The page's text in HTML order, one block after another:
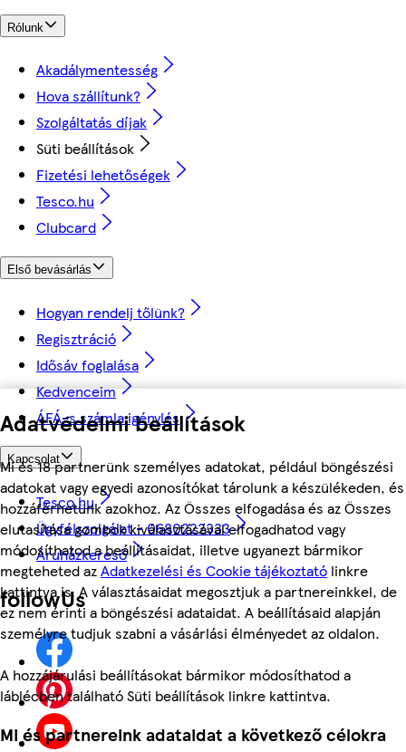
Adatvédelmi beállítások
Mi és 18 partnerünk személyes adatokat, például böngészési
adatokat vagy egyedi azonosítókat tárolunk a készülékeden, és
hozzáférhetünk azokhoz. Az Összes elfogadása és az Összes
elutasítása gombok kiválasztásával elfogadhatod vagy
módosíthatod a beállításaidat, illetve ugyanezt bármikor
megteheted azAdatkezelési és Cookie tájékoztató linkre
kattintva is. A választásaidat megosztjuk a partnereinkkel, de
ez nem érinti a böngészési adataidat. A beállításaid alapján
személyre tudjuk szabni a vásárlási élményedet az oldalon.
A hozzájárulási beállításokat bármikor módosíthatod a
láblécben található Süti beállítások linkre kattintva.
Mi és partnereink adataidat a következő célokra
Rólunk
Akadálymentesség
Hova szállítunk?
Szolgáltatás díjak
Süti beállítások
Fizetési lehetőségek
Tesco.hu
Clubcard
Első bevásárlás
Hogyan rendelj tőlünk?
Regisztráció
Idősáv foglalása
Kedvenceim
ÁFÁ-s számla igénylés
Kapcsolat
Tesco.hu
Ügyfélszolgálat - 0680222333
Áruházkereső
followUs